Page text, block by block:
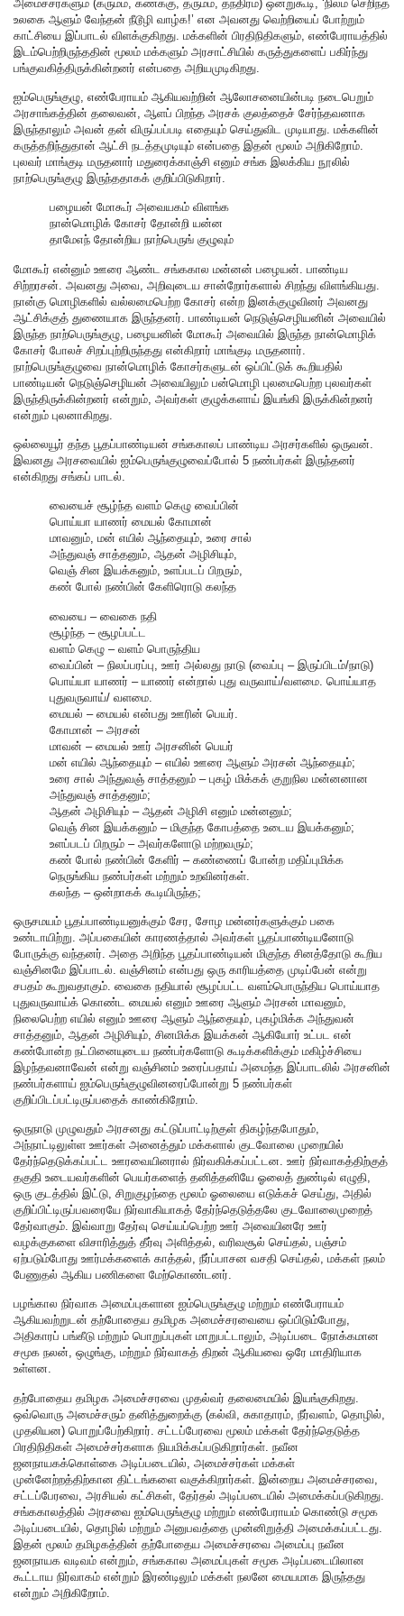
அமைச்சர்களும் (கருமம், கணக்கு, தருமம், தந்திரம்) ஒன்றுகூடி, ‘நிலம் செறிந்த
உலகை ஆளும் வேந்தன் நீடூழி வாழ்க!’ என அவனது வெற்றியைப் போற்றும்
காட்சியை இப்பாடல் விளக்குகிறது. மக்களின் பிரதிநிதிகளும், எண்பேராயத்தில்
இடம்பெற்றிருந்ததின் மூலம் மக்களும் அரசாட்சியில் கருத்துகளைப் பகிர்ந்து
பங்குவகித்திருக்கின்றனர் என்பதை அறியமுடிகிறது‌.
ஐம்பெருங்குழு, எண்பேராயம் ஆகியவற்றின் ஆலோசனையின்படி நடைபெறும்
அரசாங்கத்தின் தலைவன், ஆளப் பிறந்த அரசக் குலத்தைச் சேர்ந்தவனாக
இருந்தாலும் அவன் தன் விருப்பப்படி எதையும் செய்துவிட முடியாது. மக்களின்
கருத்தறிந்துதான் ஆட்சி நடத்தமுடியும் என்பதை இதன் மூலம் அறிகிறோம்.
புலவர் மாங்குடி மருதனார் மதுரைக்காஞ்சி எனும் சங்க இலக்கிய நூலில்
நாற்பெருங்குழு இருந்ததாகக் குறிப்பிடுகிறார்.
பழையன் மோகூர் அவையகம் விளங்க
நான்மொழிக் கோசர் தோன்றி யன்ன
தாமேஎந் தோன்றிய நாற்பெருங் குழுவும்
மோகூர் என்னும் ஊரை ஆண்ட சங்ககால மன்னன் பழையன். பாண்டிய
சிற்றரசன். அவனது அவை, அறிவுடைய சான்றோர்களால் சிறந்து விளங்கியது.
நான்கு மொழிகளில் வல்லமைபெற்ற கோசர் என்ற இனக்குழுவினர் அவனது
ஆட்சிக்குத் துணையாக இருந்தனர். பாண்டியன் நெடுஞ்செழியனின் அவையில்
இருந்த நாற்பெருங்குழு, பழையனின் மோகூர் அவையில் இருந்த நான்மொழிக்
கோசர் போலச் சிறப்புற்றிருந்தது என்கிறார் மாங்குடி மருதனார்.
நாற்பெருங்குழுவை நான்மொழிக் கோசர்களுடன் ஒப்பிட்டுக் கூறியதில்
பாண்டியன் நெடுஞ்செழியன் அவையிலும் பன்மொழி புலமைபெற்ற புலவர்கள்
இருந்திருக்கின்றனர் என்றும், அவர்கள் குழுக்களாய் இயங்கி இருக்கின்றனர்
என்றும் புலனாகிறது.
ஒல்லையூர் தந்த பூதப்பாண்டியன் சங்ககாலப் பாண்டிய அரசர்களில் ஒருவன்.
இவனது அரசவையில் ஐம்பெருங்குழுவைப்போல் 5 நண்பர்கள் இருந்தனர்
என்கிறது சங்கப் பாடல்.
வையைச் சூழ்ந்த வளம் கெழு வைப்பின்
பொய்யா யாணர் மையல் கோமான்
மாவனும், மன் எயில் ஆந்தையும், உரை சால்
அந்துவஞ் சாத்தனும், ஆதன் அழிசியும்,
வெஞ் சின இயக்கனும், உளப்படப் பிறரும்,
கண் போல் நண்பின் கேளிரொடு கலந்த
வையை – வைகை நதி
சூழ்ந்த – சூழப்பட்ட
வளம் கெழு – வளம் பொருந்திய
வைப்பின் – நிலப்பரப்பு, ஊர் அல்லது நாடு (வைப்பு – இருப்பிடம்/நாடு)
பொய்யா யாணர் – யாணர் என்றால் புது வருவாய்/வளமை. பொய்யாத
புதுவருவாய்/ வளமை.
மையல் – மையல் என்பது ஊரின் பெயர்.
கோமான் – அரசன்
மாவன் – மையல் ஊர் அரசனின் பெயர்
மன் எயில் ஆந்தையும் – எயில் ஊரை ஆளும் அரசன் ஆந்தையும்;
உரை சால் அந்துவஞ் சாத்தனும் – புகழ் மிக்கக் குறுநில மன்னனான
அந்துவஞ் சாத்தனும்;
ஆதன் அழிசியும் – ஆதன் அழிசி எனும் மன்னனும்;
வெஞ் சின இயக்கனும் – மிகுந்த கோபத்தை உடைய இயக்கனும்;
உளப்படப் பிறரும் – அவர்களோடு மற்றவரும்;
கண் போல் நண்பின் கேளிர் – கண்ணைப் போன்ற மதிப்புமிக்க
நெருங்கிய நண்பர்கள் மற்றும் உறவினர்கள்.
கலந்த – ஒன்றாகக் கூடியிருந்த;
ஒருசமயம் பூதப்பாண்டியனுக்கும் சேர, சோழ மன்னர்களுக்கும் பகை
உண்டாயிற்று. அப்பகையின் காரணத்தால் அவர்கள் பூதப்பாண்டியனோடு
போருக்கு வந்தனர். அதை அறிந்த பூதப்பாண்டியன் மிகுந்த சினத்தோடு கூறிய
வஞ்சினமே இப்பாடல். வஞ்சினம் என்பது ஒரு காரியத்தை முடிப்பேன் என்று
சபதம் கூறுவதாகும். வைகை நதியால் சூழப்பட்ட வளம்பொருந்திய பொய்யாத
புதுவருவாய்க் கொண்ட மையல் எனும் ஊரை ஆளும் அரசன் மாவனும்,
நிலைபெற்ற எயில் எனும் ஊரை ஆளும் ஆந்தையும், புகழ்மிக்க அந்துவன்
சாத்தனும், ஆதன் அழிசியும், சினமிக்க இயக்கன் ஆகியோர் உட்பட என்
கண்போன்ற நட்பினையுடைய நண்பர்களோடு கூடிக்களிக்கும் மகிழ்ச்சியை
இழந்தவனாவேன் என்று வஞ்சினம் உரைப்பதாய் அமைந்த இப்பாடலில் அரசனின்
நண்பர்களாய் ஐம்பெருங்குழுவினரைப்போன்று 5 நண்பர்கள்
குறிப்பிடப்பட்டிருப்பதைக் காண்கிறோம்.
ஒருநாடு முழுவதும் அரசனது கட்டுப்பாட்டிற்குள் திகழ்ந்தபோதும்,
அந்நாட்டிலுள்ள ஊர்கள் அனைத்தும் மக்களால் குடவோலை முறையில்
தேர்ந்தெடுக்கப்பட்ட ஊரவையினரால் நிர்வகிக்கப்பட்டன. ஊர் நிர்வாகத்திற்குத்
தகுதி உடையவர்களின் பெயர்களைத் தனித்தனியே ஓலைத் துண்டில் எழுதி,
ஒரு குடத்தில் இட்டு, சிறுகுழந்தை மூலம் ஓலையை எடுக்கச் செய்து, அதில்
குறிப்பிட்டிருப்பவரையே நிர்வாகியாகத் தேர்ந்தெடுத்தலே குடவோலைமுறைத்
தேர்வாகும். இவ்வாறு தேர்வு செய்யப்பெற்ற ஊர் அவையினரே ஊர்
வழக்குகளை விசாரித்துத் தீர்வு அளித்தல், வரிவசூல் செய்தல், பஞ்சம்
ஏற்படும்போது ஊர்மக்களைக் காத்தல், நீர்ப்பாசன வசதி செய்தல், மக்கள் நலம்
பேணுதல் ஆகிய பணிகளை மேற்கொண்டனர்.
பழங்கால நிர்வாக அமைப்புகளான ஐம்பெருங்குழு மற்றும் எண்பேராயம்
ஆகியவற்றுடன் தற்போதைய தமிழக அமைச்சரவையை ஒப்பிடும்போது,
அதிகாரப் பங்கீடு மற்றும் பொறுப்புகள் மாறுபட்டாலும், அடிப்படை நோக்கமான
சமூக நலன், ஒழுங்கு, மற்றும் நிர்வாகத் திறன் ஆகியவை ஒரே மாதிரியாக
உள்ளன.
தற்போதைய தமிழக அமைச்சரவை முதல்வர் தலைமையில் இயங்குகிறது.
ஒவ்வொரு அமைச்சரும் தனித்துறைக்கு (கல்வி, சுகாதாரம், நீர்வளம், தொழில்,
முதலியன) பொறுப்பேற்கிறார். சட்டப்பேரவை மூலம் மக்கள் தேர்ந்தெடுத்த
பிரதிநிதிகள் அமைச்சர்களாக நியமிக்கப்படுகிறார்கள். நவீன
ஜனநாயகக்கொள்கை அடிப்படையில், அமைச்சர்கள் மக்கள்
முன்னேற்றத்திற்கான திட்டங்களை வகுக்கிறார்கள். இன்றைய அமைச்சரவை,
சட்டப்பேரவை, அரசியல் கட்சிகள், தேர்தல் அடிப்படையில் அமைக்கப்படுகிறது.
சங்ககாலத்தில் அரசவை ஐம்பெருங்குழு மற்றும் எண்பேராயம் கொண்டு சமூக
அடிப்படையில், தொழில் மற்றும் அனுபவத்தை முன்னிறுத்தி அமைக்கப்பட்டது.
இதன் மூலம் தமிழகத்தின் தற்போதைய அமைச்சரவை அமைப்பு நவீன
ஜனநாயக வடிவம் என்றும், சங்ககால அமைப்புகள் சமூக அடிப்படையிலான
கூட்டாய நிர்வாகம் என்றும் இரண்டிலும் மக்கள் நலனே மையமாக இருந்தது
என்றும் அறிகிறோம்.